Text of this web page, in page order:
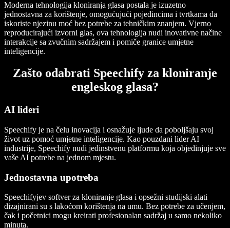
Moderna tehnologija kloniranja glasa postala je izuzetno
jednostavna za korištenje, omogućujući pojedincima i tvrtkama da
iskoriste njezinu moć bez potrebe za tehničkim znanjem. Vjerno
reproducirajući izvorni glas, ova tehnologija nudi inovativne načine
interakcije sa zvučnim sadržajem i pomiče granice umjetne
inteligencije.
Zašto odabrati Speechify za kloniranje
engleskog glasa?
AI lideri
Speechify je na čelu inovacija i osnažuje ljude da poboljšaju svoj
život uz pomoć umjetne inteligencije. Kao pouzdani lider AI
industrije, Speechify nudi jedinstvenu platformu koja objedinjuje sve
vaše AI potrebe na jednom mjestu.
Jednostavna upotreba
Speechifyjev softver za kloniranje glasa i opsežni studijski alati
dizajnirani su s lakoćom korištenja na umu. Bez potrebe za učenjem,
čak i početnici mogu kreirati profesionalan sadržaj u samo nekoliko
minuta.